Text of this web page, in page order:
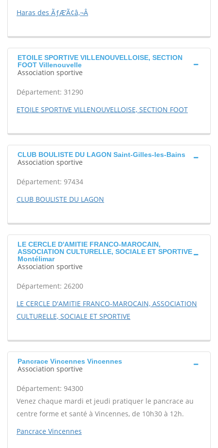
Haras des ÃƒÆ’Ã¢â‚¬Â
ETOILE SPORTIVE VILLENOUVELLOISE, SECTION
FOOT Villenouvelle
Association sportive
Département: 31290
ETOILE SPORTIVE VILLENOUVELLOISE, SECTION FOOT
CLUB BOULISTE DU LAGON Saint-Gilles-les-Bains
Association sportive
Département: 97434
CLUB BOULISTE DU LAGON
LE CERCLE D'AMITIE FRANCO-MAROCAIN,
ASSOCIATION CULTURELLE, SOCIALE ET SPORTIVE
Montélimar
Association sportive
Département: 26200
LE CERCLE D'AMITIE FRANCO-MAROCAIN, ASSOCIATION
CULTURELLE, SOCIALE ET SPORTIVE
Pancrace Vincennes Vincennes
Association sportive
Département: 94300
Venez chaque mardi et jeudi pratiquer le pancrace au
centre forme et santé à Vincennes, de 10h30 à 12h.
Pancrace Vincennes